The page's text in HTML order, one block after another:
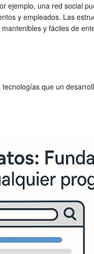
ejemplo, una red social
y empleados. Las
y fáciles de
que un